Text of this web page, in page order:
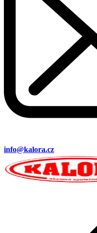
info@kalora.cz